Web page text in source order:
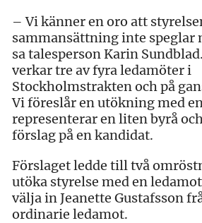
– Vi känner en oro att
sammansättning inte speglar
sa talesperson Karin
verkar tre av fyra ledamöter i
Stockholmstrakten och på
Vi föreslår en utökning med
representerar en liten byrå
förslag på en kandidat.
Förslaget ledde till två
utöka styrelse med en
välja in Jeanette Gustafsson
ordinarie ledamot.